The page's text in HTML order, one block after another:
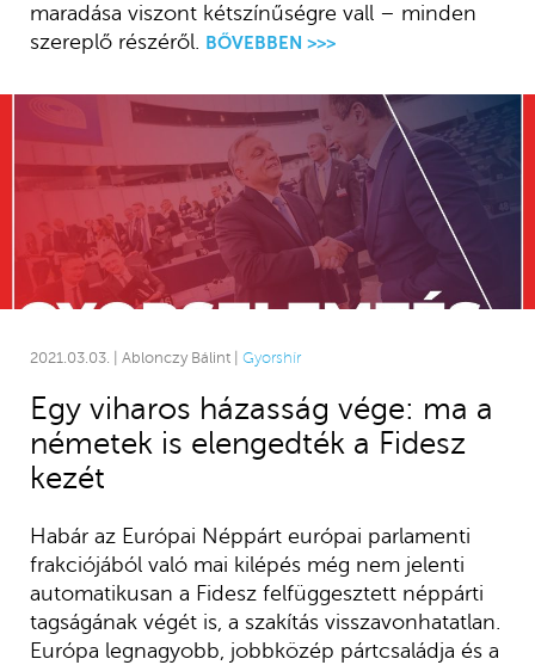
maradása viszont kétszínűségre vall – minden
szereplő részéről. BŐVEBBEN >>>
2021.03.03. | Ablonczy Bálint | Gyorshír
Egy viharos házasság vége: ma a
németek is elengedték a Fidesz
kezét
Habár az Európai Néppárt európai parlamenti
frakciójából való mai kilépés még nem jelenti
automatikusan a Fidesz felfüggesztett néppárti
tagságának végét is, a szakítás visszavonhatatlan.
Európa legnagyobb, jobbközép pártcsaládja és a